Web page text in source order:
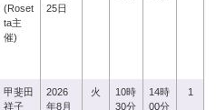
(Roset
ta主
催)
25日
甲斐田
祥子
2026
年8月
火
10時
30分
14時
00分
1